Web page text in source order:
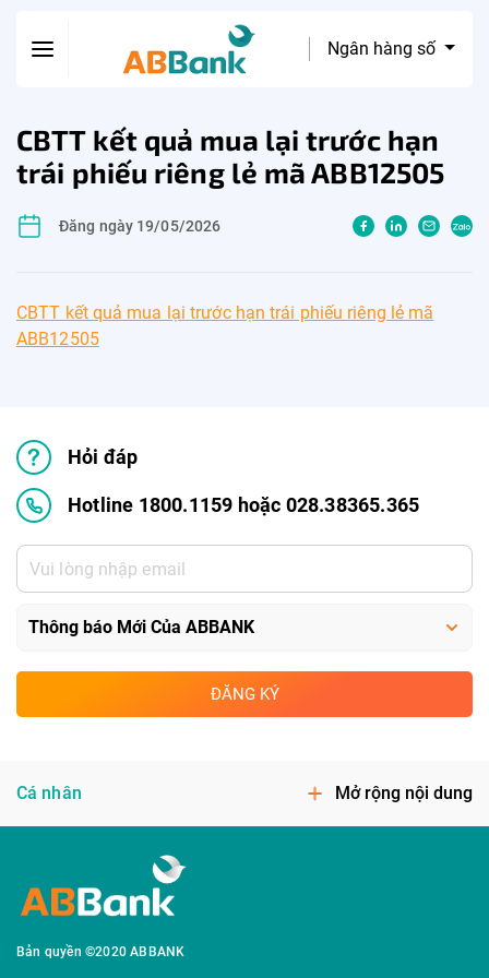
Ngân hàng số
CBTT kết quả mua lại trước hạn
trái phiếu riêng lẻ mã ABB12505
Đăng ngày 19/05/2026
CBTT kết quả mua lại trước hạn trái phiếu riêng lẻ mã
ABB12505
Hỏi đáp
Hotline 1800.1159 hoặc 028.38365.365
ĐĂNG KÝ
Cá nhân Mở rộng nội dung
Bản quyền ©2020 ABBANK